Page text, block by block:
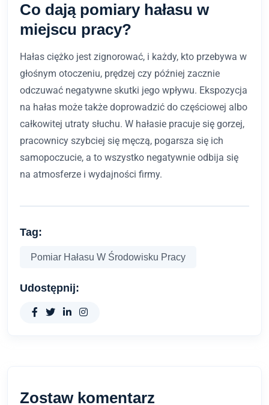
Co dają pomiary hałasu w
miejscu pracy?
Hałas ciężko jest zignorować, i każdy, kto przebywa w
głośnym otoczeniu, prędzej czy później zacznie
odczuwać negatywne skutki jego wpływu. Ekspozycja
na hałas może także doprowadzić do częściowej albo
całkowitej utraty słuchu. W hałasie pracuje się gorzej,
pracownicy szybciej się męczą, pogarsza się ich
samopoczucie, a to wszystko negatywnie odbija się
na atmosferze i wydajności firmy.
Tag:
Pomiar Hałasu W Środowisku Pracy
Udostępnij:
Zostaw komentarz